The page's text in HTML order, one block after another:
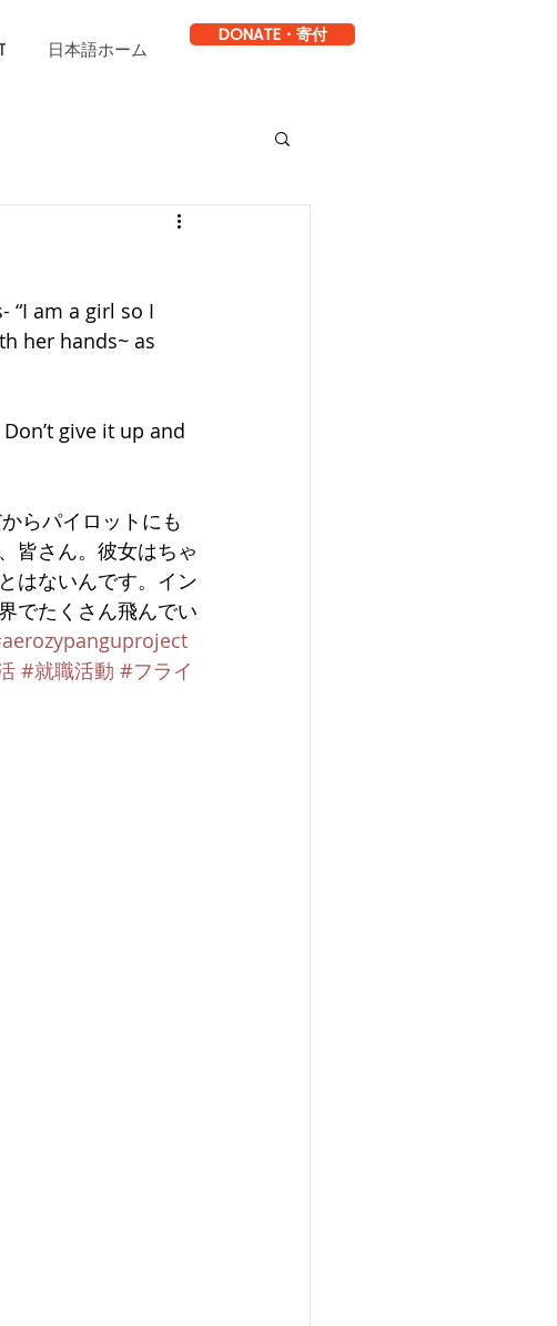
日本語ホーム
DONATE・寄付
“I am a girl so I
her hands~ as
give it up and
らパイロットにも
皆さん。彼女はちゃ
はないんです。イン
でたくさん飛んでい
#就職活動 #フライ